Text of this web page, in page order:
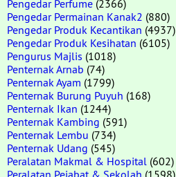
Pengedar Perfume (2366)
Pengedar Permainan Kanak2 (880)
Pengedar Produk Kecantikan (4937)
Pengedar Produk Kesihatan (6105)
Pengurus Majlis (1018)
Penternak Arnab (74)
Penternak Ayam (1799)
Penternak Burung Puyuh (168)
Penternak Ikan (1244)
Penternak Kambing (591)
Penternak Lembu (734)
Penternak Udang (545)
Peralatan Makmal & Hospital (602)
Peralatan Pejabat & Sekolah (1598)